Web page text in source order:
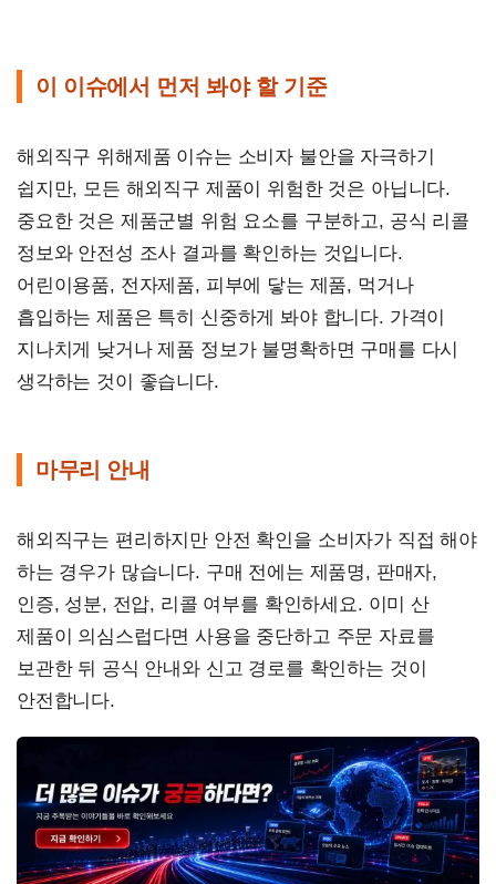
이 이슈에서 먼저 봐야 할 기준
해외직구 위해제품 이슈는 소비자 불안을 자극하기
쉽지만, 모든 해외직구 제품이 위험한 것은 아닙니다.
중요한 것은 제품군별 위험 요소를 구분하고, 공식 리콜
정보와 안전성 조사 결과를 확인하는 것입니다.
어린이용품, 전자제품, 피부에 닿는 제품, 먹거나
흡입하는 제품은 특히 신중하게 봐야 합니다. 가격이
지나치게 낮거나 제품 정보가 불명확하면 구매를 다시
생각하는 것이 좋습니다.
마무리 안내
해외직구는 편리하지만 안전 확인을 소비자가 직접 해야
하는 경우가 많습니다. 구매 전에는 제품명, 판매자,
인증, 성분, 전압, 리콜 여부를 확인하세요. 이미 산
제품이 의심스럽다면 사용을 중단하고 주문 자료를
보관한 뒤 공식 안내와 신고 경로를 확인하는 것이
안전합니다.